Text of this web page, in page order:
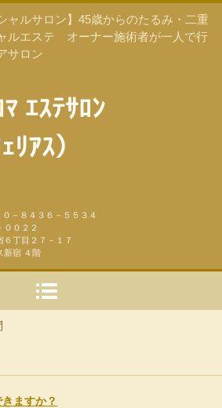
ｴｽﾃｻﾛﾝ
ｱｽ）
ャルサロン】45歳からのたるみ・二重
ルエステ オーナー施術者が一人で行
サロン
－８４３６－５５３４
００２２
６丁目２７－１７
新宿 ４階
ますか？